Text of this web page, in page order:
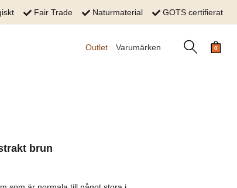
Fair Trade Naturmaterial GOTS certifierat
Outlet Varumärken 0
brun